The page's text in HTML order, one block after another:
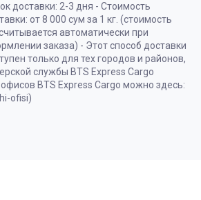
доставки: 2-3 дня - Стоимость
от 8 000 сум за 1 кг. (стоимость
автоматически при
заказа) - Этот способ доставки
только для тех городов и районов,
службы BTS Express Cargo
BTS Express Cargo можно здесь:
ofisi)